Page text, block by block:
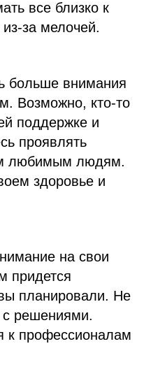
все близко к
за мелочей.
больше внимания
Возможно, кто-то
поддержке и
проявлять
любимым людям.
здоровье и
на свои
придется
планировали. Не
с решениями.
к профессионалам